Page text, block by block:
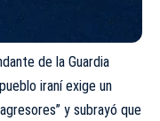
de la Guardia
iraní exige un
y subrayó que